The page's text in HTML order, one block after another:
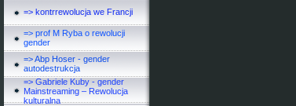
=> kontrrewolucja we Francji
=> prof M Ryba o rewolucji
gender
=> Abp Hoser - gender
autodestrukcja
=> Gabriele Kuby - gender
Mainstreaming – Rewolucja
kulturalna